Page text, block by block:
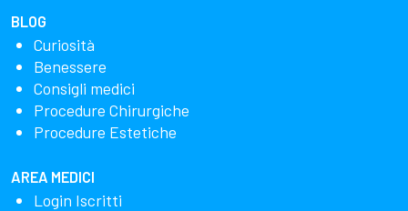
BLOG
Curiosità
Benessere
Consigli medici
Procedure Chirurgiche
Procedure Estetiche
AREA MEDICI
Login Iscritti